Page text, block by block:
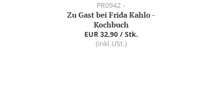
PR0942 -
Zu Gast bei Frida Kahlo -
Kochbuch
EUR 32,90 / Stk.
(inkl.USt.)